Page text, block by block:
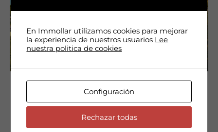
Cataluña limitará los precios del alquiler en
zonas tensionadas. Se limitarán los alquileres y
se aplicarán incentivos fiscales en zonas de alta
En Immollar utilizamos cookies para mejorar
la experiencia de nuestros usuarios Lee
nuestra politica de cookies
Configuración
Rechazar todas